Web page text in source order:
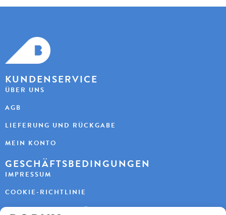
KUNDENSERVICE
ÜBER UNS
AGB
LIEFERUNG UND RÜCKGABE
MEIN KONTO
GESCHÄFTSBEDINGUNGEN
IMPRESSUM
COOKIE-RICHTLINIE
DATENSCHUTZERKLÄRUNG